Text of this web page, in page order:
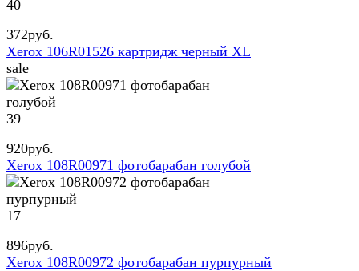
40
372руб.
Xerox 106R01526 картридж черный XL
sale
39
920руб.
Xerox 108R00971 фотобарабан голубой
17
896руб.
Xerox 108R00972 фотобарабан пурпурный